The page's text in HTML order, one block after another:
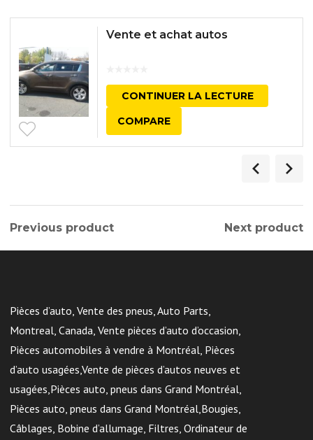
Vente et achat autos
CONTINUER LA LECTURE
COMPARE
Previous product Next product
Pièces d’auto, Vente des pneus, Auto Parts,
Montreal, Canada, Vente pièces d’auto d’occasion,
Pièces automobiles à vendre à Montréal, Pièces
d’auto usagées,Vente de pièces d’autos neuves et
usagées,Pièces auto, pneus dans Grand Montréal,
Pièces auto, pneus dans Grand Montréal,Bougies,
Câblages, Bobine d’allumage, Filtres, Ordinateur de